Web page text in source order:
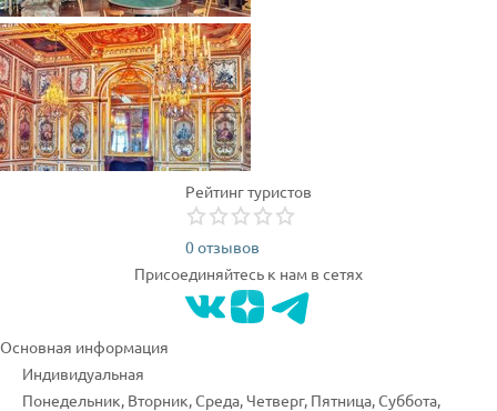
Рейтинг туристов
0 отзывов
Присоединяйтесь к нам в сетях
Основная информация
Индивидуальная
Понедельник, Вторник, Среда, Четверг, Пятница, Суббота,